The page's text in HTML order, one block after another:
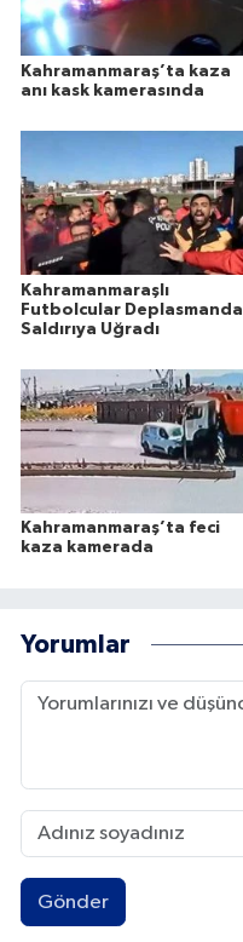
Kahramanmaraş’ta kaza
anı kask kamerasında
Kahramanmaraşlı
Futbolcular Deplasmanda
Saldırıya Uğradı
Kahramanmaraş’ta feci
kaza kamerada
Yorumlar
Gönder